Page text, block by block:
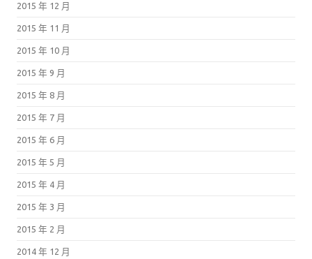
2015 年 12 月
2015 年 11 月
2015 年 10 月
2015 年 9 月
2015 年 8 月
2015 年 7 月
2015 年 6 月
2015 年 5 月
2015 年 4 月
2015 年 3 月
2015 年 2 月
2014 年 12 月